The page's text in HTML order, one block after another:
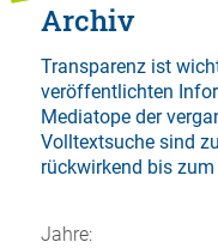
Archiv
Transparenz ist
veröffentlichten
Mediatope der
Volltextsuchesind
rückwirkend bis
Jahre: